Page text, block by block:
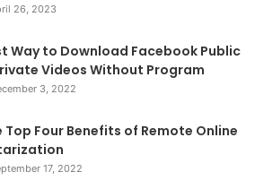
26, 2023
Way to Download Facebook Public
Videos Without Program
3, 2022
Top Four Benefits of Remote Online
17, 2022